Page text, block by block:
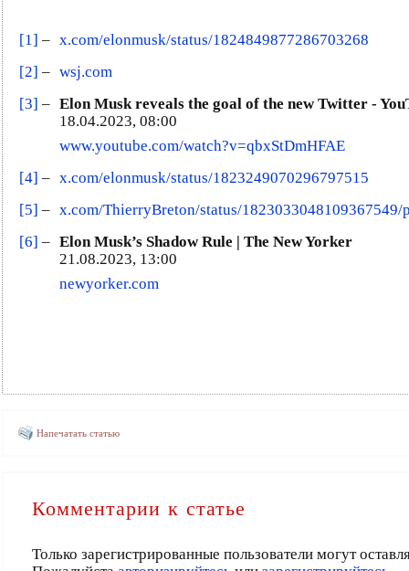
[1] – x.com/elonmusk/status/1824849877286703268
[2] – wsj.com
[3] – Elon Musk reveals the goal of the new Twitter -
18.04.2023, 08:00
www.youtube.com/watch?v=qbxStDmHFAE
[4] – x.com/elonmusk/status/1823249070296797515
[5] – x.com/ThierryBreton/status/1823033048109367549/
[6] – Elon Musk’s Shadow Rule | The New Yorker
21.08.2023, 13:00
newyorker.com
Напечатать статью
Комментарии к статье
Только зарегистрированные пользователи могут